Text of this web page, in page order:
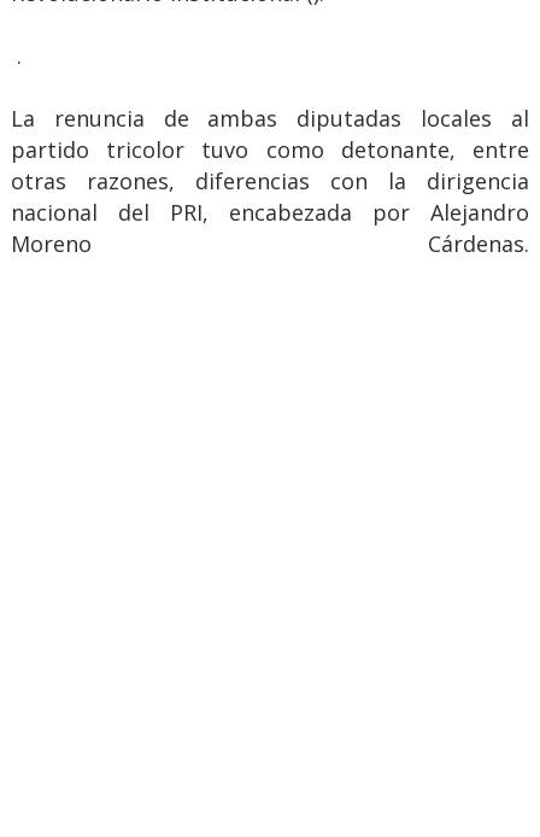
.
La renuncia de ambas diputadas locales al
partido tricolor tuvo como detonante, entre
otras razones, diferencias con la dirigencia
nacional del PRI, encabezada por Alejandro
Moreno Cárdenas.